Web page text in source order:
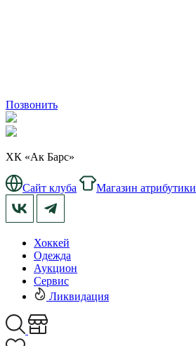
Позвонить
ХК «Ак Барс»
Сайт клуба Магазин атрибутики
Хоккей
Одежда
Аукцион
Сервис
Ликвидация